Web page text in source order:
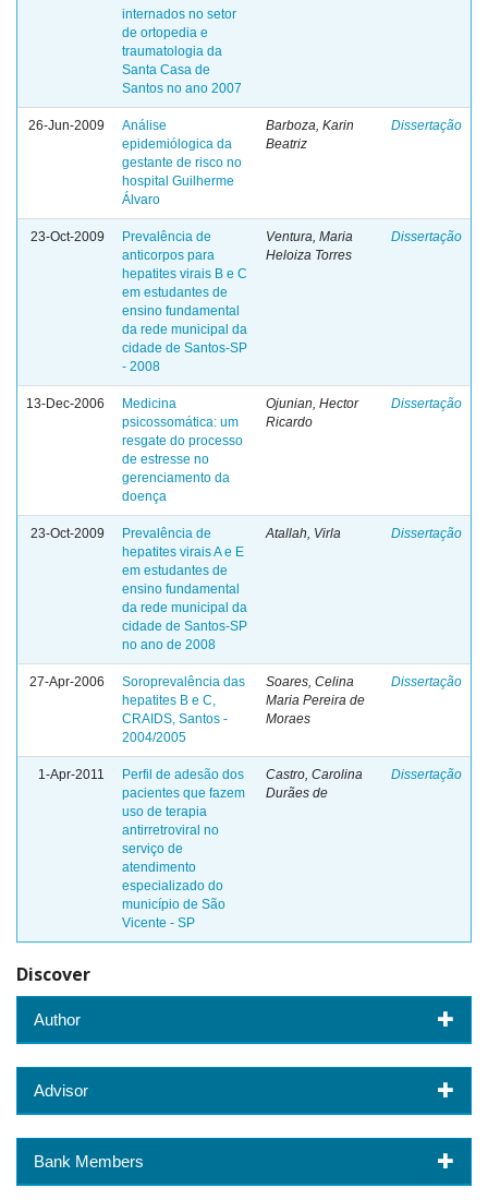
internados no setor
de ortopedia e
traumatologia da
Santa Casa de
Santos no ano 2007
26-Jun-2009
Análise
epidemiólogica da
gestante de risco no
hospital Guilherme
Álvaro
Barboza, Karin
Beatriz
Dissertação
23-Oct-2009
Prevalência de
anticorpos para
hepatites virais B e C
em estudantes de
ensino fundamental
da rede municipal da
cidade de Santos-SP
- 2008
Ventura, Maria
Heloiza Torres
Dissertação
13-Dec-2006
Medicina
psicossomática: um
resgate do processo
de estresse no
gerenciamento da
doença
Ojunian, Hector
Ricardo
Dissertação
23-Oct-2009
Prevalência de
hepatites virais A e E
em estudantes de
ensino fundamental
da rede municipal da
cidade de Santos-SP
no ano de 2008
Atallah, Virla Dissertação
27-Apr-2006
Soroprevalência das
hepatites B e C,
CRAIDS, Santos -
2004/2005
Soares, Celina
Maria Pereira de
Moraes
Dissertação
1-Apr-2011
Perfil de adesão dos
pacientes que fazem
uso de terapia
antirretroviral no
serviço de
atendimento
especializado do
município de São
Vicente - SP
Castro, Carolina
Durães de
Dissertação
Discover
Author
Advisor
Bank Members